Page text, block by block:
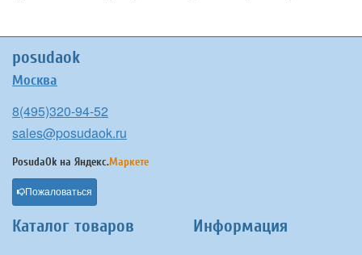
posudaok
Москва
8(495)320-94-52
sales@posudaok.ru
PosudaOk на Яндекс.Маркете
Пожаловаться
Каталог товаров Информация